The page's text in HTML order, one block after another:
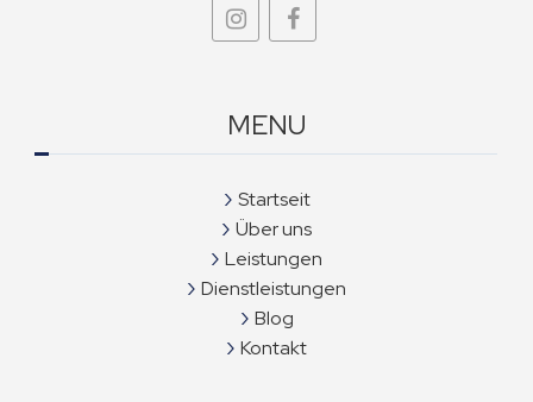
MENU
Startseit
Über uns
Leistungen
Dienstleistungen
Blog
Kontakt